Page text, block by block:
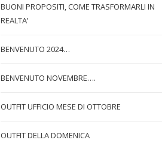
BUONI PROPOSITI, COME TRASFORMARLI IN
REALTA’
BENVENUTO 2024…
BENVENUTO NOVEMBRE….
OUTFIT UFFICIO MESE DI OTTOBRE
OUTFIT DELLA DOMENICA